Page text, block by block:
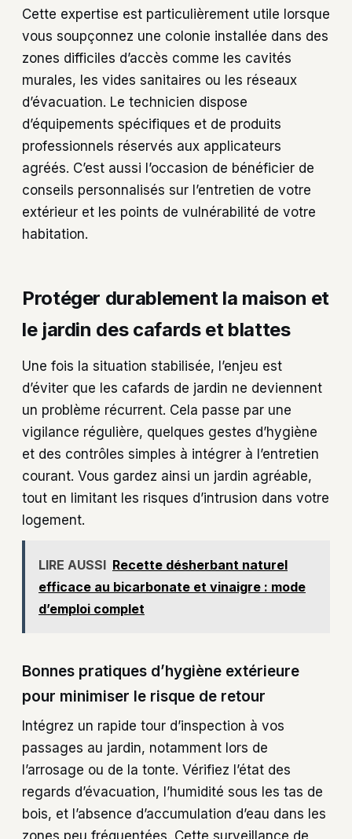
Cette expertise est particulièrement utile lorsque
vous soupçonnez une colonie installée dans des
zones difficiles d’accès comme les cavités
murales, les vides sanitaires ou les réseaux
d’évacuation. Le technicien dispose
d’équipements spécifiques et de produits
professionnels réservés aux applicateurs
agréés. C’est aussi l’occasion de bénéficier de
conseils personnalisés sur l’entretien de votre
extérieur et les points de vulnérabilité de votre
habitation.
Protéger durablement la maison et
le jardin des cafards et blattes
Une fois la situation stabilisée, l’enjeu est
d’éviter que les cafards de jardin ne deviennent
un problème récurrent. Cela passe par une
vigilance régulière, quelques gestes d’hygiène
et des contrôles simples à intégrer à l’entretien
courant. Vous gardez ainsi un jardin agréable,
tout en limitant les risques d’intrusion dans votre
logement.
LIRE AUSSI Recette désherbant naturel
efficace au bicarbonate et vinaigre : mode
d’emploi complet
Bonnes pratiques d’hygiène extérieure
pour minimiser le risque de retour
Intégrez un rapide tour d’inspection à vos
passages au jardin, notamment lors de
l’arrosage ou de la tonte. Vérifiez l’état des
regards d’évacuation, l’humidité sous les tas de
bois, et l’absence d’accumulation d’eau dans les